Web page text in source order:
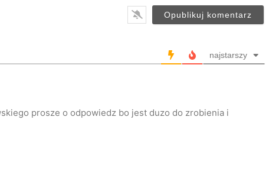
najstarszy
prosze o odpowiedz bo jest duzo do zrobienia i